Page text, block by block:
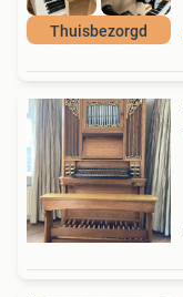
Thuisbezorgd